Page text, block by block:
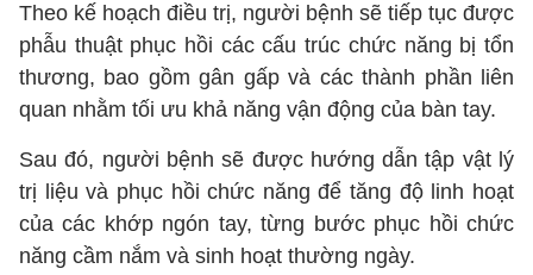
Theo kế hoạch điều trị, người bệnh sẽ tiếp tục được
phẫu thuật phục hồi các cấu trúc chức năng bị tổn
thương, bao gồm gân gấp và các thành phần liên
quan nhằm tối ưu khả năng vận động của bàn tay.
Sau đó, người bệnh sẽ được hướng dẫn tập vật lý
trị liệu và phục hồi chức năng để tăng độ linh hoạt
của các khớp ngón tay, từng bước phục hồi chức
năng cầm nắm và sinh hoạt thường ngày.